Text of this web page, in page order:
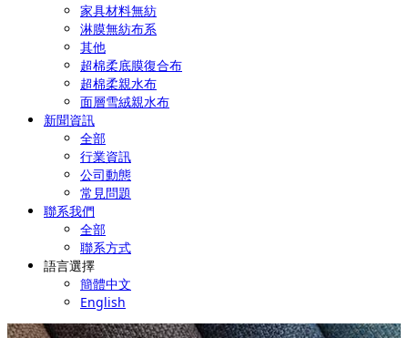
家具材料無紡
淋膜無紡布系
其他
超棉柔底膜復合布
超棉柔親水布
面層雪絨親水布
新聞資訊
全部
行業資訊
公司動態
常見問題
聯系我們
全部
聯系方式
語言選擇
簡體中文
English